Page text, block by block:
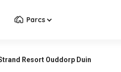
Parcs